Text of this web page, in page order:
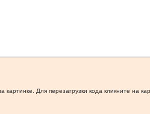
Для перезагрузки кода кликните на